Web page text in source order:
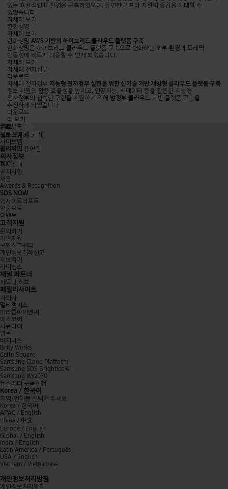
AWS
기반
공동
분석
플랫폼
구축
있는 효율적인 IT 환경을 구축하였으며, 유연한 인프라 자원의 증감을 기대할 수
있었습니다.
자세히 보기
AWS
기반의
하이브리드
클라우드
플랫폼
구축
한화생명
자세히 보기
한화생명 AWS 기반의 하이브리드 클라우드 플랫폼 구축
한화생명은 하이브리드 클라우드 플랫폼 구축으로 변화하는 외부 환경과 트래픽
변동성에 빠르게 대응할 수 있게 되었습니다.
자세히 보기
지능형
전자정부
실현을
위한
신기술
기반
개방형
클라우드
플랫폼
구축
차세대 전자정부
다운로드
차세대 전자정부 지능형 전자정부 실현을 위한 신기술 기반 개방형 클라우드 플랫폼 구축
정보 자원의 활용 효율성을 높이고, 인공지능, 빅데이터 등을 활용한 지능형
전자정부의 신속한 구현을 지원하기 위해 범정부 클라우드 기반 플랫폼 구축을
추진하게 되었습니다.
다운로드
더 보기
클라우드
페이지
탭에서
첼로스퀘어
첼로스퀘어
새
문의하기
문의하기
페이지
TOP
위로
모든 오퍼링 보기
사이트맵
클라우드 용어집
회사정보
회사소개
공지사항
채용
Awards & Recognition
SDS NOW
인사이트리포트
언론보도
이벤트
고객지원
문의하기
기술지원
보안신고센터
개인정보침해신고
제보하기
라이선스
채널 파트너
파트너 허브
패밀리사이트
자회사
멀티캠퍼스
미라콤아이앤씨
에스코어
시큐아이
엠로
비지니스
Brity Works
Cello Square
Samsung Cloud Platform
Samsung SDS Brightics AI
Samsung Wyz070
뉴스레터 구독신청
Korea / 한국어
지역/언어를 선택해 주세요.
Korea / 한국어
APAC / English
China / 中文
Europe / English
Global / English
India / English
Latin America / Português
USA / English
Vietnam / Vietnamese
닫기
개인정보처리방침
개인정보처리방침